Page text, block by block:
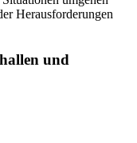
Herausforderungen
und